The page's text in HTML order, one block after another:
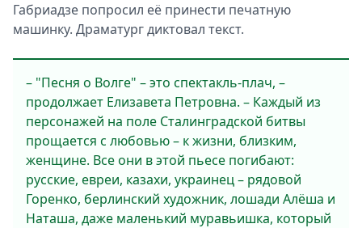
Габриадзе попросил её принести печатную
машинку. Драматург диктовал текст.
– "Песня о Волге" – это спектакль-плач, –
продолжает Елизавета Петровна. – Каждый из
персонажей на поле Сталинградской битвы
прощается с любовью – к жизни, близким,
женщине. Все они в этой пьесе погибают:
русские, евреи, казахи, украинец – рядовой
Горенко, берлинский художник, лошади Алёша и
Наташа, даже маленький муравьишка, который